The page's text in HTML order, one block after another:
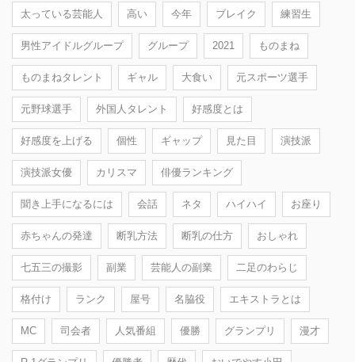
太っている芸能人 高い 今年 ブレイク 練習生
男性アイドルグループ グループ 2021 ものまね
ものまねタレント ギャル 大食い 元スポーツ選手
元野球選手 外国人タレント 好感度とは
好感度を上げる 個性 ギャップ 見た目 演技派
演技派女優 カリスマ 俳優ランキング
聞き上手になるには 会話 ネタ ハイハイ お座り
赤ちゃんの発達 断乳方法 断乳の仕方 おしゃれ
七五三の撮影 副業 芸能人の副業 二足のわらじ
格付け ランク 屋号 名脇役 エキストラとは
MC 司会者 人気番組 優勝 グランプリ 漫才